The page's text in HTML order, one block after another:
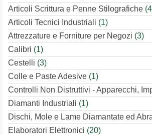
Articoli Scrittura e Penne Stilografiche
Articoli Tecnici Industriali (1)
Attrezzature e Forniture per Negozi (3)
Calibri (1)
Cestelli (3)
Colle e Paste Adesive (1)
Controlli Non Distruttivi - Apparecchi,
Diamanti Industriali (1)
Dischi, Mole e Lame Diamantate ed
Elaboratori Elettronici (20)